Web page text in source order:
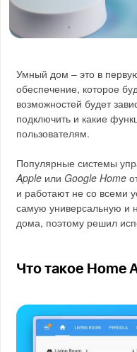
Умный дом – это в
обеспечение, которое
возможностей будет
подключить и какие
пользователям.
Популярные системы
Apple или Google Home
и работают не со всеми
самую универсальную и
дома, поэтому решил
Что такое Home